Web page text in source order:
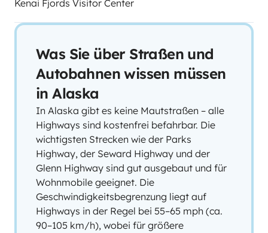
Kenai Fjords Visitor Center
Was Sie über Straßen und
Autobahnen wissen müssen
in Alaska
In Alaska gibt es keine Mautstraßen – alle
Highways sind kostenfrei befahrbar. Die
wichtigsten Strecken wie der Parks
Highway, der Seward Highway und der
Glenn Highway sind gut ausgebaut und für
Wohnmobile geeignet. Die
Geschwindigkeitsbegrenzung liegt auf
Highways in der Regel bei 55–65 mph (ca.
90–105 km/h), wobei für größere